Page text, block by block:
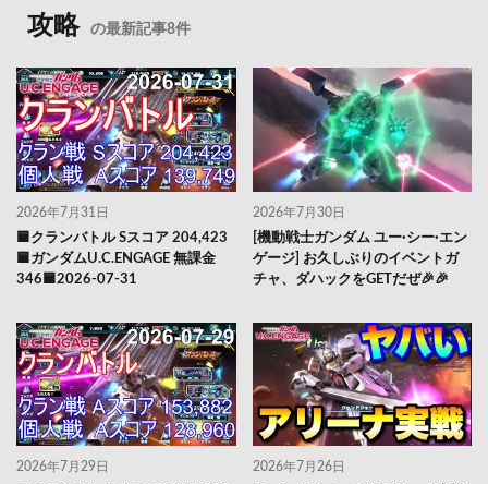
攻略 の最新記事8件
2026年7月31日
🟦クランバトル Sスコア 204,423
🟦ガンダムU.C.ENGAGE 無課金
346🟦2026-07-31
2026年7月30日
[機動戦士ガンダム ユー·シー·エン
ゲージ] お久しぶりのイベントガ
チャ、ダハックをGETだぜ🎉🎉
2026年7月29日 2026年7月26日